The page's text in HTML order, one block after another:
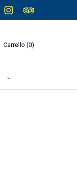
Carrello 0